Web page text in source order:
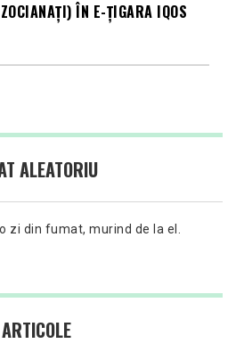
ÎN E-ȚIGARA IQOS
ALEATORIU
zi din fumat, murind de la el.
ARTICOLE